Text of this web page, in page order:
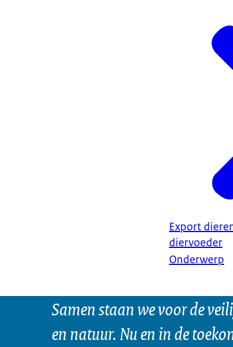
Export
diervoeder
Onderwerp
Samen staan we voor de
en natuur. Nu en in de